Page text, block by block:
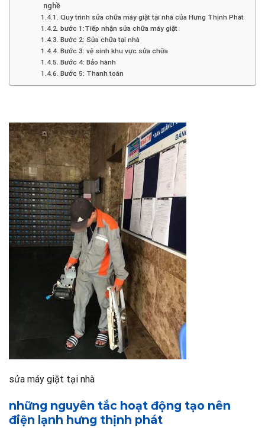
nghề
Quy trình sửa chữa máy giặt tại nhà của Hưng Thịnh Phát
bước 1:Tiếp nhận sửa chữa máy giặt
Bước 2: Sửa chữa tại nhà
Bước 3: vệ sinh khu vực sửa chữa
Bước 4: Bảo hành
Bước 5: Thanh toán
sửa máy giặt tại nhà
những nguyên tắc hoạt động tạo nên
điện lạnh hưng thịnh phát